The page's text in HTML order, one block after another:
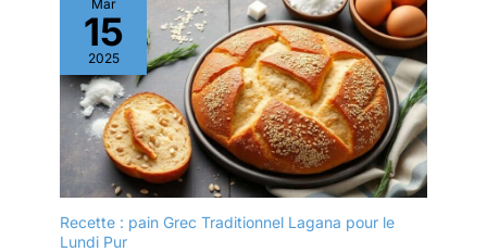
problèmes avec les
produits, n'hésitez pas à
nous contacter.
Mar
15
2025
Recette : pain Grec Traditionnel Lagana pour le
Lundi Pur